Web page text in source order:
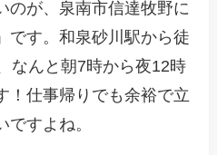
のが、泉南市信達牧野に
です。和泉砂川駅から徒
なんと朝7時から夜12時
！仕事帰りでも余裕で立
すよね。